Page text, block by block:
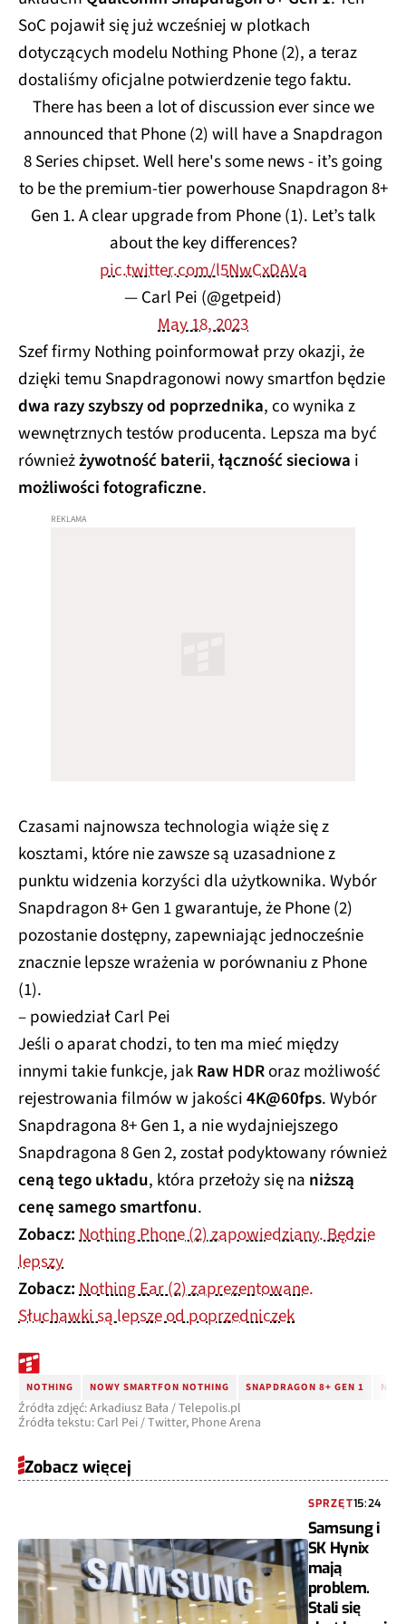
SoC pojawił się już wcześniej w plotkach
dotyczących modelu Nothing Phone (2), a teraz
dostaliśmy oficjalne potwierdzenie tego faktu.
There has been a lot of discussion ever since we
announced that Phone (2) will have a Snapdragon
8 Series chipset. Well here's some news - it’s going
to be the premium-tier powerhouse Snapdragon 8+
Gen 1. A clear upgrade from Phone (1). Let’s talk
about the key differences?
pic.twitter.com/l5NwCxDAVa
— Carl Pei (@getpeid)
May 18, 2023
Szef firmy Nothing poinformował przy okazji, że
dzięki temu Snapdragonowi nowy smartfon będzie
dwa razy szybszy od poprzednika, co wynika z
wewnętrznych testów producenta. Lepsza ma być
równieżżywotność baterii,łączność sieciowa i
możliwości fotograficzne.
Czasami najnowsza technologia wiąże się z
kosztami, które nie zawsze są uzasadnione z
punktu widzenia korzyści dla użytkownika. Wybór
Snapdragon 8+ Gen 1 gwarantuje, że Phone (2)
pozostanie dostępny, zapewniając jednocześnie
znacznie lepsze wrażenia w porównaniu z Phone
(1).
– powiedział Carl Pei
Jeśli o aparat chodzi, to ten ma mieć między
innymi takie funkcje, jakRaw HDRoraz możliwość
rejestrowania filmów w jakości4K@60fps. Wybór
Snapdragona 8+ Gen 1, a nie wydajniejszego
Snapdragona 8 Gen 2, został podyktowany również
ceną tego układu, która przełoży się na niższą
cenę samego smartfonu.
Zobacz:Nothing Phone (2) zapowiedziany. Będzie
lepszy
Zobacz:Nothing Ear (2) zaprezentowane.
Słuchawki są lepsze od poprzedniczek
NOTHING NOWY SMARTFON NOTHING SNAPDRAGON 8+ GEN 1
Źródła zdjęć: Arkadiusz Bała / Telepolis.pl
Źródła tekstu: Carl Pei / Twitter, Phone Arena
Zobacz więcej
SPRZĘT15:24
Samsung i
SK Hynix
mają
problem.
Stali się